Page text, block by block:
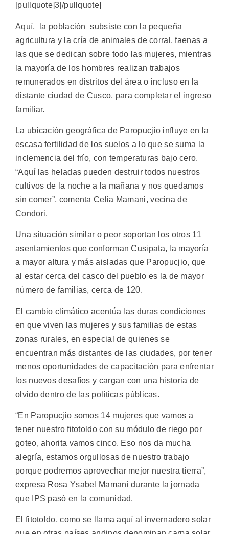
[pullquote]3[/pullquote]
Aquí, la población subsiste con la pequeña
agricultura y la cría de animales de corral, faenas a
las que se dedican sobre todo las mujeres, mientras
la mayoría de los hombres realizan trabajos
remunerados en distritos del área o incluso en la
distante ciudad de Cusco, para completar el ingreso
familiar.
La ubicación geográfica de Paropucjio influye en la
escasa fertilidad de los suelos a lo que se suma la
inclemencia del frío, con temperaturas bajo cero.
“Aquí las heladas pueden destruir todos nuestros
cultivos de la noche a la mañana y nos quedamos
sin comer”, comenta Celia Mamani, vecina de
Condori.
Una situación similar o peor soportan los otros 11
asentamientos que conforman Cusipata, la mayoría
a mayor altura y más aisladas que Paropucjio, que
al estar cerca del casco del pueblo es la de mayor
número de familias, cerca de 120.
El cambio climático acentúa las duras condiciones
en que viven las mujeres y sus familias de estas
zonas rurales, en especial de quienes se
encuentran más distantes de las ciudades, por tener
menos oportunidades de capacitación para enfrentar
los nuevos desafíos y cargan con una historia de
olvido dentro de las políticas públicas.
“En Paropucjio somos 14 mujeres que vamos a
tener nuestro fitotoldo con su módulo de riego por
goteo, ahorita vamos cinco. Eso nos da mucha
alegría, estamos orgullosas de nuestro trabajo
porque podremos aprovechar mejor nuestra tierra”,
expresa Rosa Ysabel Mamani durante la jornada
que IPS pasó en la comunidad.
El fitotoldo, como se llama aquí al invernadero solar